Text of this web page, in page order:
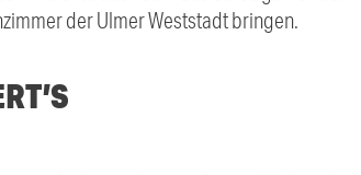
der Ulmer Weststadt bringen.